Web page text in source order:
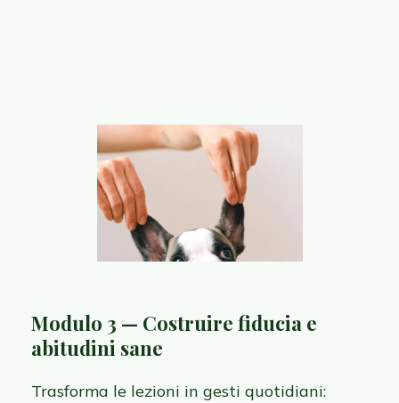
Modulo 3 — Costruire fiducia e
abitudini sane
Trasforma le lezioni in gesti quotidiani: